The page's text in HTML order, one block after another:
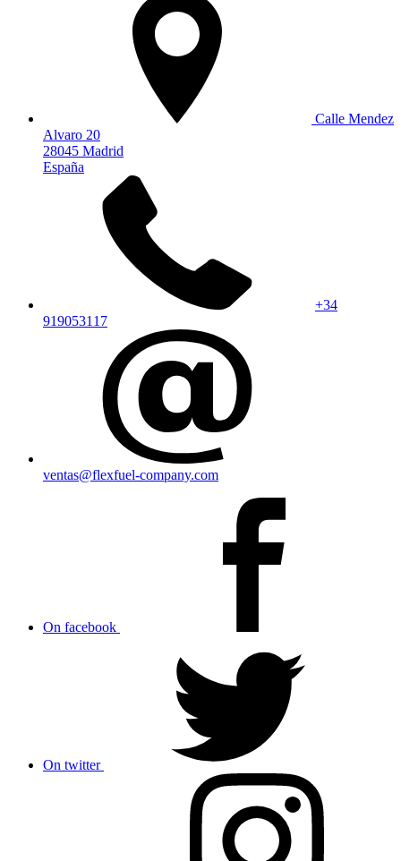
Calle Mendez
Alvaro 20
28045 Madrid
España
+34
919053117
ventas@flexfuel-company.com
On facebook
On twitter